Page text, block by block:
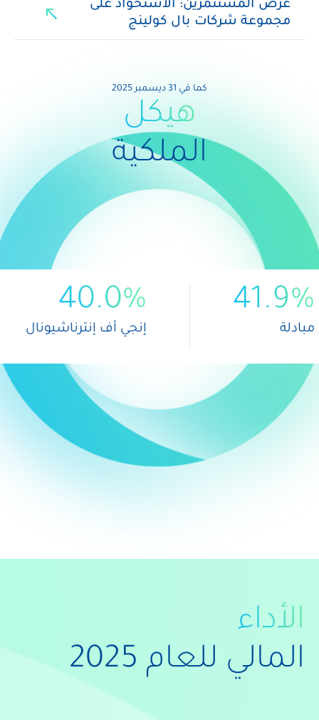
عرض المستثمرين: الاستحواذ على
مجموعة شركات بال كولينج
north_east
كما في 31 ديسمبر 2025
هيكل
الملكية
40.0%
إنجي أف إنترناشيونال
الأداء
المالي للعام 2025